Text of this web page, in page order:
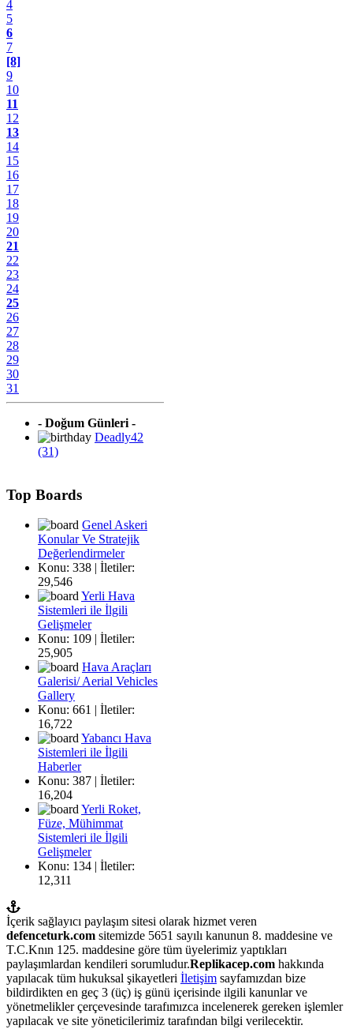
4
5
6
7
[8]
9
10
11
12
13
14
15
16
17
18
19
20
21
22
23
24
25
26
27
28
29
30
31
- Doğum Günleri -
Deadly42
(31)
Top Boards
Genel Askeri
Konular Ve Stratejik
Değerlendirmeler
Konu: 338 | İletiler:
29,546
Yerli Hava
Sistemleri ile İlgili
Gelişmeler
Konu: 109 | İletiler:
25,905
Hava Araçları
Galerisi/ Aerial Vehicles
Gallery
Konu: 661 | İletiler:
16,722
Yabancı Hava
Sistemleri ile İlgili
Haberler
Konu: 387 | İletiler:
16,204
Yerli Roket,
Füze, Mühimmat
Sistemleri ile İlgili
Gelişmeler
Konu: 134 | İletiler:
12,311
İçerik sağlayıcı paylaşım sitesi olarak hizmet veren
defenceturk.com sitemizde 5651 sayılı kanunun 8. maddesine ve
T.C.Knın 125. maddesine göre tüm üyelerimiz yaptıkları
paylaşımlardan kendileri sorumludur.Replikacep.com hakkında
yapılacak tüm hukuksal şikayetleri İletişim sayfamızdan bize
bildirdikten en geç 3 (üç) iş günü içerisinde ilgili kanunlar ve
yönetmelikler çerçevesinde tarafımızca incelenerek gereken işlemler
yapılacak ve site yöneticilerimiz tarafından bilgi verilecektir.